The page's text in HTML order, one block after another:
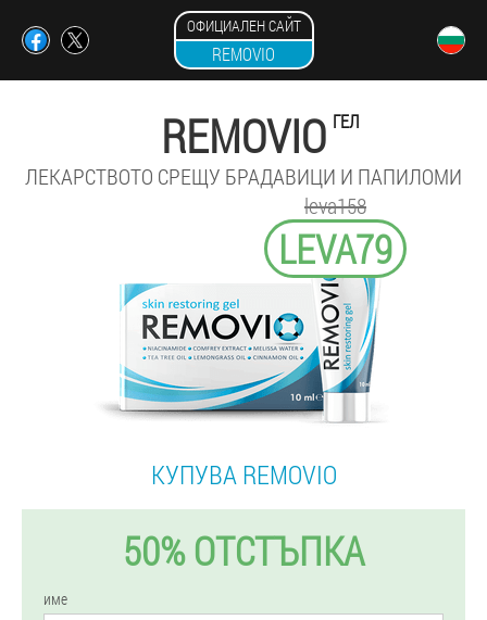
ОФИЦИАЛЕН САЙТ
REMOVIO
REMOVIO ГЕЛ
ЛЕКАРСТВОТО СРЕЩУ БРАДАВИЦИ И ПАПИЛОМИ
leva158
LEVA79
КУПУВА REMOVIO
50% ОТСТЪПКА
име